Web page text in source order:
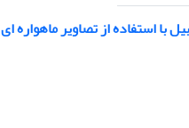
استفاده از تصاویر ماهواره ای